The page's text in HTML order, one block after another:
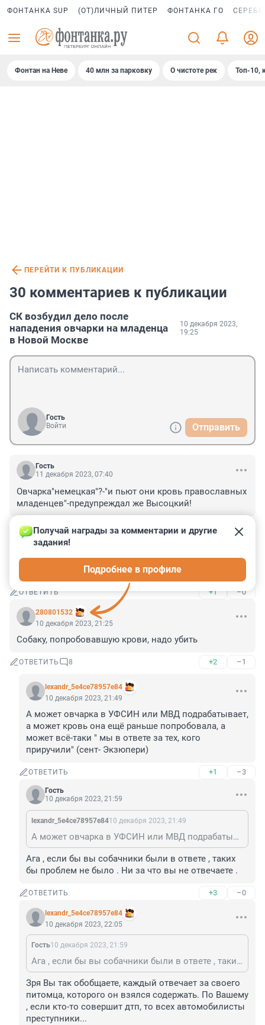
ФОНТАНКА SUP (ОТ)ЛИЧНЫЙ ПИТЕР ФОНТАНКА ГО
Фонтан на Неве 40 млн за парковку О чистоте рек Топ-10,
ПЕРЕЙТИ К ПУБЛИКАЦИИ
30 комментариев к публикации
СК возбудил дело после
нападения овчарки на младенца
в Новой Москве
10 декабря 2023,
19:25
Гость
Войти
Отправить
Гость
11 декабря 2023, 07:40
Овчарка"немецкая"?-"и пьют они кровь православных
младенцев"-предупреждал же Высоцкий!
ОТВЕТИТЬ –0
Гость
Жителям СПБ можно внушить любой бред.
ОТВЕТИТЬ +1 –0
280801532
Получай награды за комментарии и другие
задания!
Подробнее в профиле
10 декабря 2023, 21:25
Собаку, попробовавшую крови, надо убить
ОТВЕТИТЬ 8 +2 –1
lexandr_5e4ce78957e84
10 декабря 2023, 21:49
А может овчарка в УФСИН или МВД подрабатывает,
а может кровь она ещё раньше попробовала, а
может всё-таки " мы в ответе за тех, кого
приручили" (сент- Экзюпери)
ОТВЕТИТЬ +1 –3
Гость
10 декабря 2023, 21:59
lexandr_5e4ce78957e8410 декабря 2023, 21:49
А может овчарка в УФСИН или МВД подрабатывает, а может кровь она ещё раньше попробовала, а может всё-таки " мы в ответе за тех, кого приручили" (сент- Экзюпери)
Ага , если бы вы собачники были в ответе , таких
бы проблем не было . Ни за что вы не отвечаете .
ОТВЕТИТЬ +3 –0
lexandr_5e4ce78957e84
10 декабря 2023, 22:05
Гость10 декабря 2023, 21:59
Ага , если бы вы собачники были в ответе , таких бы проблем не было . Ни за что вы не отвечаете .
Зря Вы так обобщаете, каждый отвечает за своего
питомца, которого он взялся содержать. По Вашему
, если кто-то совершит дтп, то всех автомобилисты
преступники...